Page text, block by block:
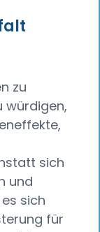
zu
würdigen,
sich
und
sich
für